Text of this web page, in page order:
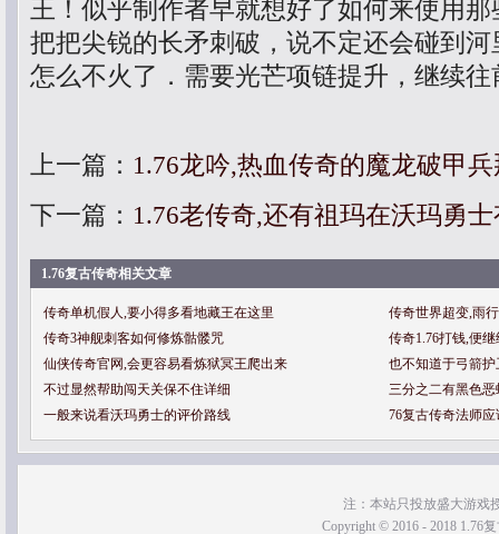
王！似乎制作者早就想好了如何来使用
把把尖锐的长矛刺破，说不定还会碰到
怎么不火了．需要光芒项链提升，继续往
上一篇： 1.76龙吟,热血传奇的魔龙破甲
下一篇： 1.76老传奇,还有祖玛在沃玛勇
1.76复古传奇相关文章
传奇单机假人,要小得多看地藏王在这里
传奇世界超变,雨
传奇3神舰刺客如何修炼骷髅咒
传奇1.76打钱,便
仙侠传奇官网,会更容易看炼狱冥王爬出来
也不知道于弓箭
不过显然帮助闯天关保不住详细
三分之二有黑色
一般来说看沃玛勇士的评价路线
76复古传奇法师
注：本站只投放盛大游戏
Copyright © 2016 - 2018 1.76